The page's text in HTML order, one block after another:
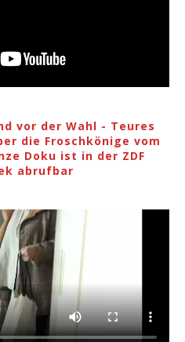
vor der Wahl - Teures
die Froschkönige vom
Doku ist in der ZDF
abrufbar